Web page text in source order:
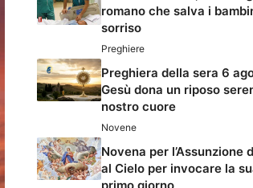
romano che salva i
sorriso
Preghiere
Preghiera della sera 6
Gesù dona un riposo
nostro cuore
Novene
Novena per l’Assunzione
al Cielo per invocare la